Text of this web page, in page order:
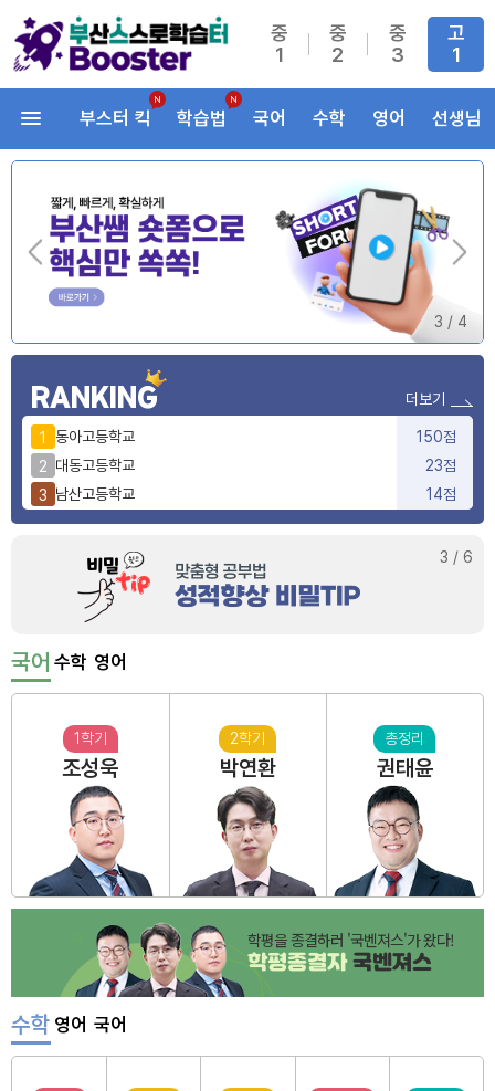
중
1
중
2
중
3
고
1
부스터 킥 학습법 국어 수학 영어 선생님
3 / 4
RANKING 더보기
1 동아고등학교
150점
2 대동고등학교
23점
3 남산고등학교
14점
4 사상고등학교
9점
부산동여자고등학교 6점
3 / 6
국어 수학 영어
1학기
조성욱
2학기
박연환
총정리
권태윤
학평을 종결하러 '국벤져스'가 왔다!
학평종결자국벤져스
수학 영어 국어